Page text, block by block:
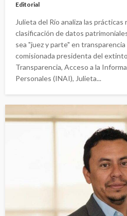
Editorial
Julieta del Río analiza las
clasificación de datos
sea "juez y parte" en
comisionada presidenta del
Transparencia, Acceso a la
Personales (INAI), Julieta...